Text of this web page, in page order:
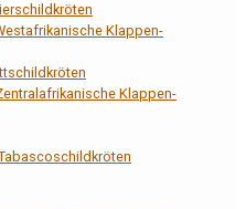
Klappen-
Klappen-